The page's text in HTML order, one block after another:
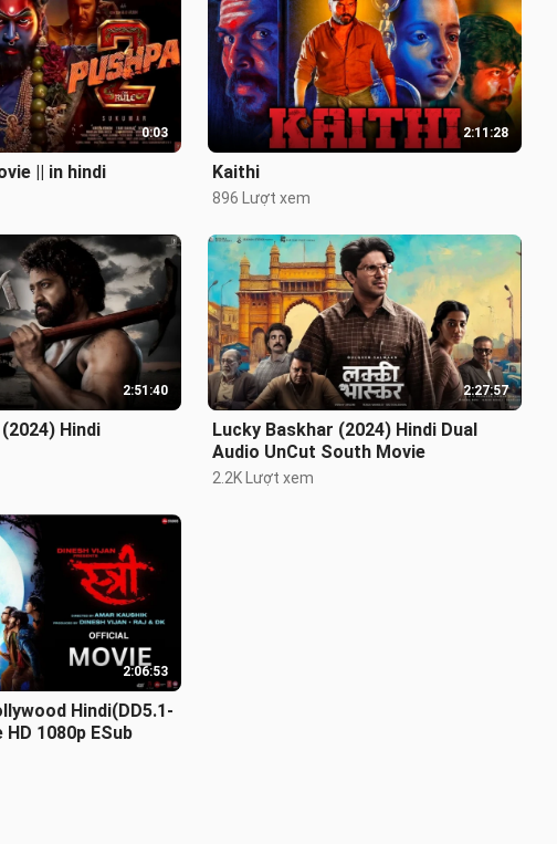
0:03
|| in hindi
2:11:28
Kaithi
896 Lượt xem
2:51:40
Hindi
2:27:57
Lucky Baskhar (2024) Hindi Dual
Audio UnCut South Movie
2.2K Lượt xem
2:06:53
Hindi(DD5.1-
1080p ESub